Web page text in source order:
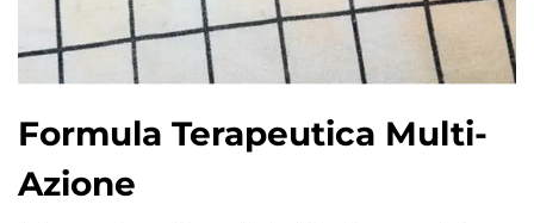
Formula Terapeutica Multi-
Azione